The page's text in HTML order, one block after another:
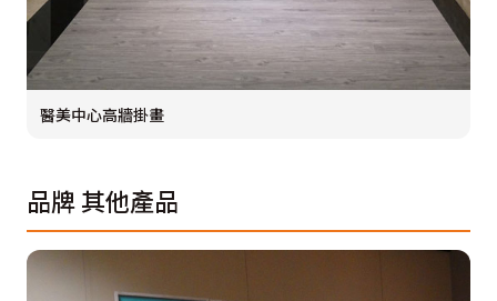
醫美中心高牆掛畫
品牌其他產品